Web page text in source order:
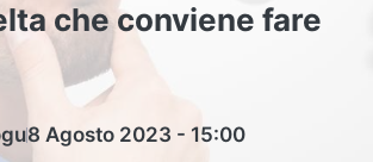
che conviene fare
8 Agosto 2023 - 15:00